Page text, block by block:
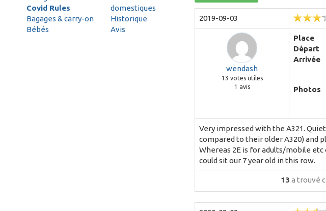
2019-09-03
wendash
13 votes utiles
1 avis
Place
Départ
Arrivée
Photos
Very impressed with the A321.
compared to their older A320) and
Whereas 2E is for adults/mobile etc
could sit our 7 year old in this row.
13 a trouvé
Covid Rules
Bagages & carry-on
Bébés
domestiques
Historique
Avis